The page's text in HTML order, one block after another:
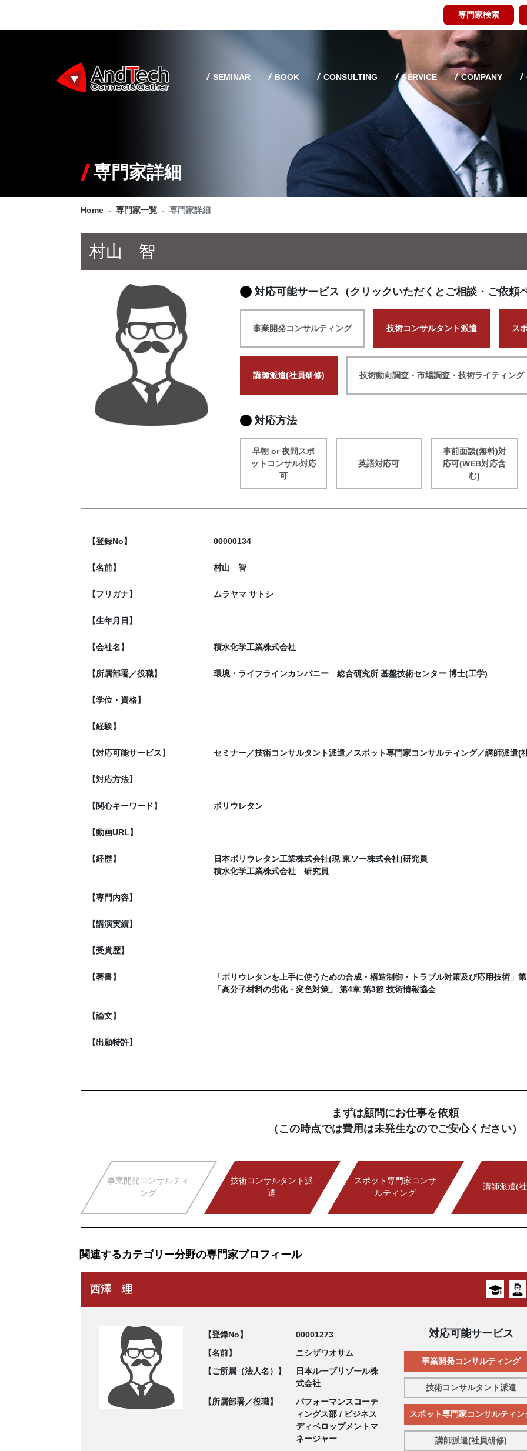
専門家検索
SEMINAR BOOK CONSULTING SERVICE COMPANY
専門家詳細
Home 専門家一覧 専門家詳細
村山 智
対応可能サービス（クリックいただくとご相談・ご依頼
事業開発コンサルティング 技術コンサルタント派遣 ス
講師派遣(社員研修) 技術動向調査・市場調査・技術ライティング
対応方法
早朝 or 夜間スポ
ットコンサル対応
可
英語対応可
事前面談(無料)対
応可(WEB対応含
む)
【登録No】 00000134
【名前】 村山 智
【フリガナ】 ムラヤマ サトシ
【生年月日】
【会社名】 積水化学工業株式会社
【所属部署／役職】 環境・ライフラインカンパニー 総合研究所 基盤技術センター 博士(工学)
【学位・資格】
【経験】
【対応可能サービス】 セミナー／技術コンサルタント派遣／スポット専門家コンサルティング／講師派遣(
【対応方法】
【関心キーワード】 ポリウレタン
【動画URL】
【経歴】
日本ポリウレタン工業株式会社(現 東ソー株式会社)研究員
積水化学工業株式会社 研究員
【専門内容】
【講演実績】
【受賞歴】
【著書】
「ポリウレタンを上手に使うための合成・構造制御・トラブル対策及び応用技術」
「高分子材料の劣化・変色対策」 第4章 第3節 技術情報協会
【論文】
【出願特許】
まずは顧問にお仕事を依頼
（この時点では費用は未発生なのでご安心ください）
事業開発コンサルティ
ング
技術コンサルタント派
遣
スポット専門家コンサ
ルティング
講師派遣(
関連するカテゴリー分野の専門家プロフィール
西澤 理
【登録No】
00001273
【名前】
ニシザワオサム
【ご所属（法人名）】
日本ルーブリゾール株
式会社
【所属部署／役職】
パフォーマンスコーテ
ィングス部 / ビジネス
ディベロップメントマ
ネージャー
対応可能サービス
事業開発コンサルティング
技術コンサルタント派遣
スポット専門家コンサルティン
講師派遣(社員研修)